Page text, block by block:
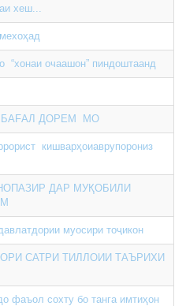
хеш...
“хонаи очаашон” пиндоштаанд
ДОРЕМ МО
кишварҳоиаврупорониз
ДАР МУҚОБИЛИ
муосири тоҷикон
САТРИ ТИЛЛОИИ ТАЪРИХИ
фаъол сохту бо танга имтиҳон